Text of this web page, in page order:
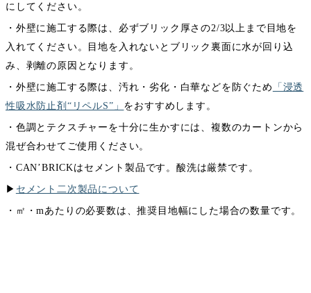
にしてください。
・外壁に施工する際は、必ずブリック厚さの2/3以上まで目地を
入れてください。目地を入れないとブリック裏面に水が回り込
み、剥離の原因となります。
・外壁に施工する際は、汚れ・劣化・白華などを防ぐため
「浸透
性吸水防止剤“リペルS”」 をおすすめします。
・色調とテクスチャーを十分に生かすには、複数のカートンから
混ぜ合わせてご使用ください。
・CAN’BRICKはセメント製品です。酸洗は厳禁です。
▶︎ セメント二次製品について
・㎡・mあたりの必要数は、推奨目地幅にした場合の数量です。